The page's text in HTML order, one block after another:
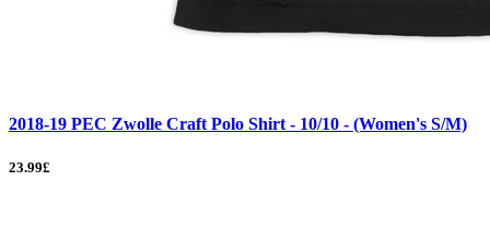
2018-19 PEC Zwolle Craft Polo Shirt - 10/10 - (Women's S/M)
23.99£